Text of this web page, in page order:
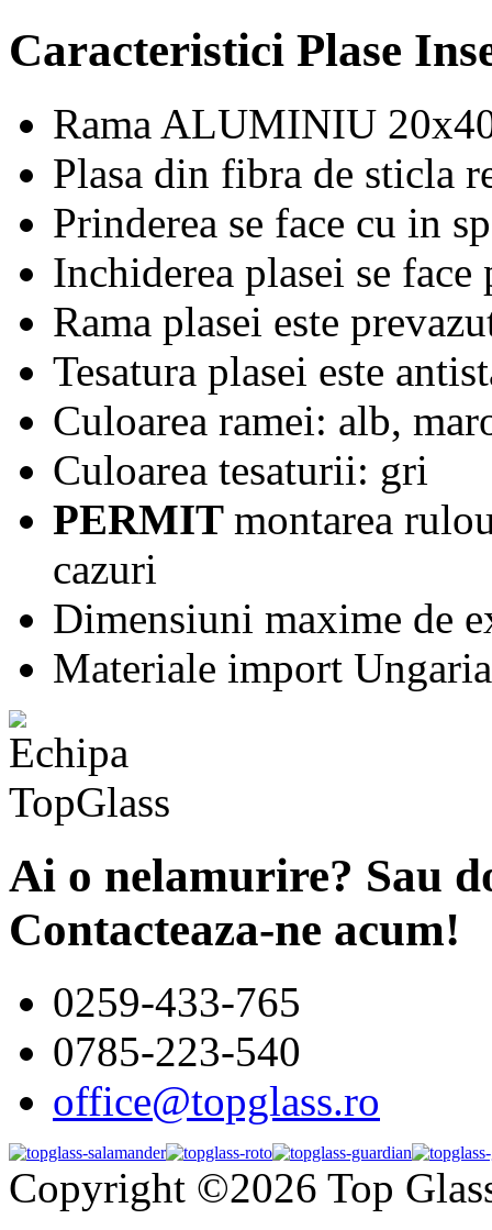
Caracteristici Plase
Rama ALUMINIU
Plasa din fibra de sticla
Prinderea se face cu in
Inchiderea plasei se
Rama plasei este
Tesatura plasei este
Culoarea ramei: alb,
Culoarea tesaturii: gri
PERMIT montarea
cazuri
Dimensiuni maxime de
Materiale import Ungaria
Ai o nelamurire? Sau
Contacteaza-ne acum!
0259-433-765
0785-223-540
office@topglass.ro
Copyright ©2026 Top